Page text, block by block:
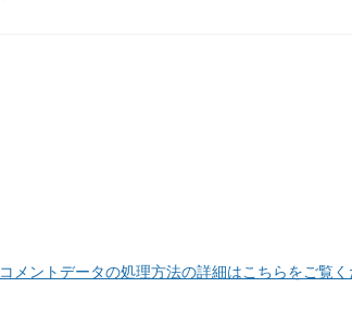
コメントデータの処理方法の詳細はこちらをご覧